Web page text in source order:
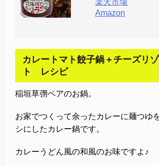
Amazon
カレートマト餃子鍋＋チーズリ
ト レシピ
稲垣草彅ペアのお鍋。
お家でつくって余ったカレーに麺つゆ
シにしたカレー鍋です。
カレーうどん風の和風のお味ですよ♪